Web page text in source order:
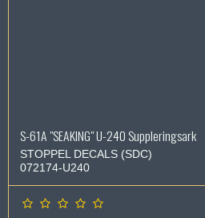
S-61A "SEAKING" U-240 Suppleringsark
STOPPEL DECALS (SDC)
072174-U240